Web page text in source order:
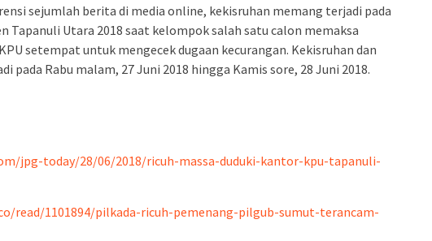
sejumlah berita di media online, kekisruhan memang terjadi pada
Tapanuli Utara 2018 saat kelompok salah satu calon memaksa
setempat untuk mengecek dugaan kecurangan. Kekisruhan dan
pada Rabu malam, 27 Juni 2018 hingga Kamis sore, 28 Juni 2018.
jpg-today/28/06/2018/ricuh-massa-duduki-kantor-kpu-tapanuli-
read/1101894/pilkada-ricuh-pemenang-pilgub-sumut-terancam-